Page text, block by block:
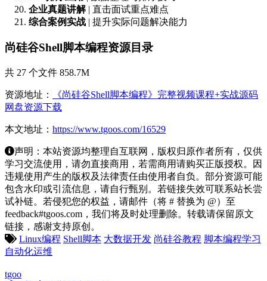
企业真题讲解| 直击面试重点难点
综合案例实战 | 提升实际问题解决能力
尚硅谷Shell脚本编程资源目录
共 27 个文件 858.7M
资源地址：
《尚硅谷Shell脚本编程》完整视频课程+实战源码
网盘资源下载
本文地址： https://www.tgoos.com/16529
声明：本站资源均整理自互联网，版权归原作者所有，仅供
学习交流使用，请勿直接商用，若需商用请购买正版授权。因
违规使用产生的版权及法律责任由使用者自负。部分资源可能
包含水印或引流信息，请自行甄别。若链接失效可联系站长尝
试补链。若侵犯您的权益，请邮件（将 # 替换为 @）至
feedback#tgoos.com，我们将及时处理删除。转载请保留原文
链接，感谢支持原创。
Linux编程 Shell脚本 大数据开发 尚硅谷教程 脚本编程学习
自动化运维
tgoo